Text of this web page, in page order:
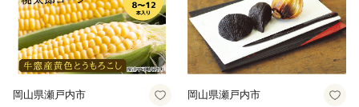
岡山県瀬戸内市 岡山県瀬戸内市